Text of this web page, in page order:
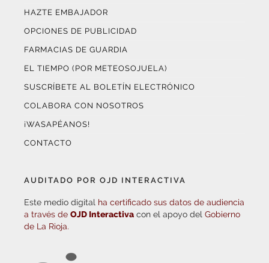
HAZTE EMBAJADOR
OPCIONES DE PUBLICIDAD
FARMACIAS DE GUARDIA
EL TIEMPO (POR METEOSOJUELA)
SUSCRÍBETE AL BOLETÍN ELECTRÓNICO
COLABORA CON NOSOTROS
¡WASAPÉANOS!
CONTACTO
AUDITADO POR OJD INTERACTIVA
Este medio digital ha certificado sus datos de audiencia
a través de OJD Interactiva con el apoyo del Gobierno
de La Rioja.